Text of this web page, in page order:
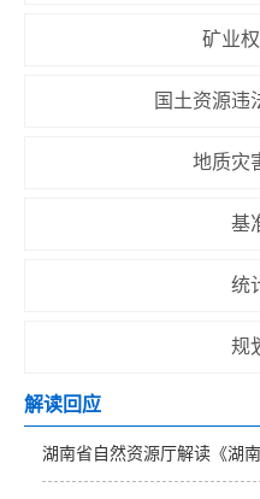
矿业
国土资源违
地质灾
基
统
规
解读回应